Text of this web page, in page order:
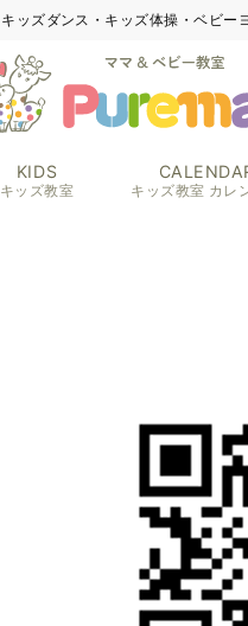
キッズダンス・キッズ体操・ベビ
KIDS
キッズ教室 キッズ教室 カレ